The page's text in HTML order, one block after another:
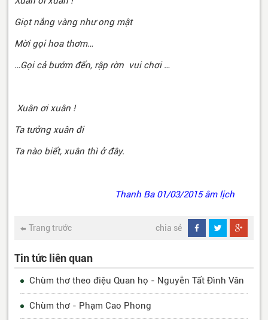
Giọt nắng vàng như ong mật
Mời gọi hoa thơm…
…Gọi cả bướm đến, rập rờn vui chơi …
Xuân ơi xuân !
Ta tưởng xuân đi
Ta nào biết, xuân thì ở đây.
Thanh Ba 01/03/2015 âm lịch
Trang trước chia sẻ
Tin tức liên quan
Chùm thơ theo điệu Quan họ - Nguyễn Tất Đình Vân
Chùm thơ - Phạm Cao Phong